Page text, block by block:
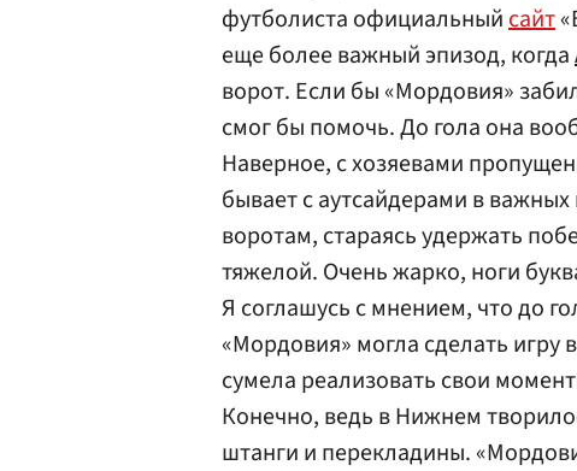
футболиста официальныйсайт
еще более важный эпизод, когда
ворот. Если бы «Мордовия»
смог бы помочь. До гола она
Наверное, с хозяевами
бывает с аутсайдерами в
воротам, стараясь удержать
тяжелой. Очень жарко, ноги
Я соглашусь с мнением, что до
«Мордовия» могла сделать игру
сумела реализовать свои
Конечно, ведь в Нижнем
штанги и перекладины.